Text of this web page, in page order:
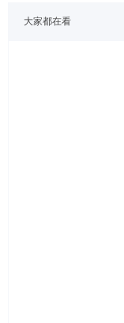
大家都在看